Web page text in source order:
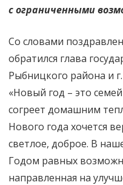
с ограниченными
Со словами
обратился глава
Рыбницкого района и
«Новый год – это
согреет домашним
Нового года хочется
светлое, доброе. В
Годом равных
направленная на